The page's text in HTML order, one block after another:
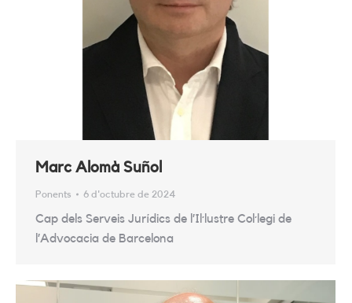
Marc Alomà Suñol
Ponents 6 d'octubre de 2024
Cap dels Serveis Jurídics de l’Il·lustre Col·legi de
l’Advocacia de Barcelona